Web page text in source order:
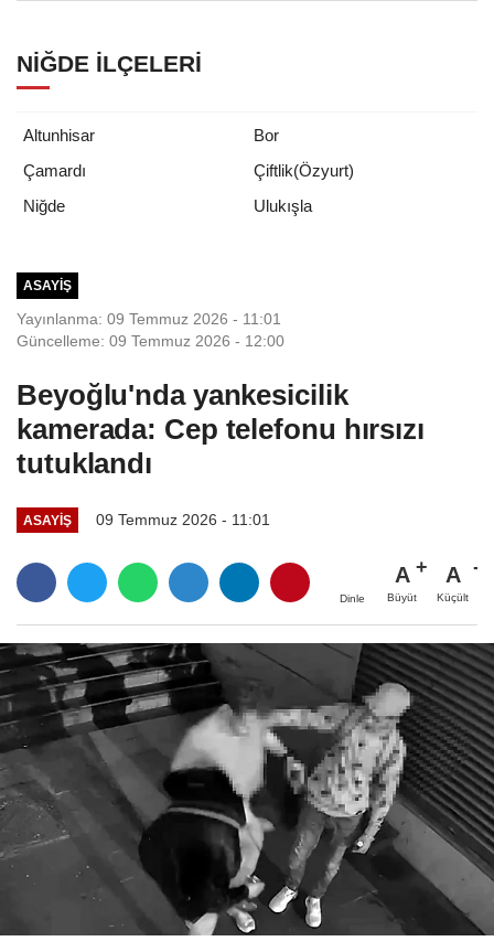
NIĞDE İLÇELERI
Altunhisar
Bor
Çamardı
Çiftlik(Özyurt)
Niğde
Ulukışla
ASAYIŞ
Yayınlanma: 09 Temmuz 2026 - 11:01
Güncelleme: 09 Temmuz 2026 - 12:00
Beyoğlu'nda yankesicilik
kamerada: Cep telefonu hırsızı
tutuklandı
ASAYIŞ 09 Temmuz 2026 - 11:01
Dinle
A
Büyüt
A
Küçült